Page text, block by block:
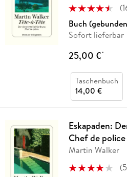
(
Buch
Sofort lieferbar
25,00 €*
Taschenbuch
14,00 €
Eskapaden:
Chef de police
Martin Walker
(